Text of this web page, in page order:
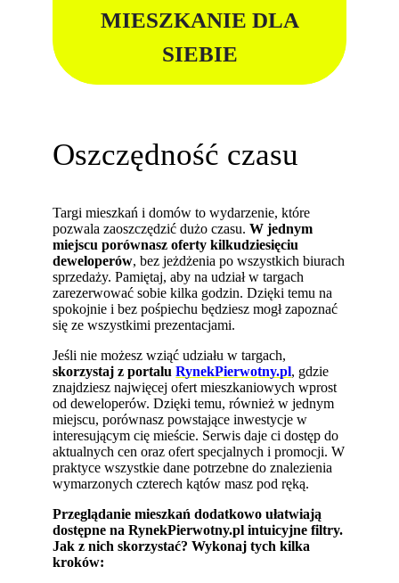
MIESZKANIE DLA
SIEBIE
Oszczędność czasu
Targi mieszkań i domów to wydarzenie, które
pozwala zaoszczędzić dużo czasu.W jednym
miejscu porównasz oferty kilkudziesięciu
deweloperów, bez jeżdżenia po wszystkich biurach
sprzedaży. Pamiętaj, aby na udział w targach
zarezerwować sobie kilka godzin. Dzięki temu na
spokojnie i bez pośpiechu będziesz mogł zapoznać
się ze wszystkimi prezentacjami.
Jeśli nie możesz wziąć udziału w targach,
skorzystaj z portaluRynekPierwotny.pl, gdzie
znajdziesz najwięcej ofert mieszkaniowych wprost
od deweloperów. Dzięki temu, również wjednym
miejscu, porównasz powstające inwestycje w
interesującym cię mieście. Serwis daje ci dostęp do
aktualnych cen oraz ofert specjalnych i promocji. W
praktyce wszystkie dane potrzebne do znalezienia
wymarzonych czterech kątów masz pod ręką.
Przeglądanie mieszkań dodatkowo ułatwiają
dostępne na RynekPierwotny.pl intuicyjne filtry.
Jak z nich skorzystać? Wykonaj tych kilka
kroków: